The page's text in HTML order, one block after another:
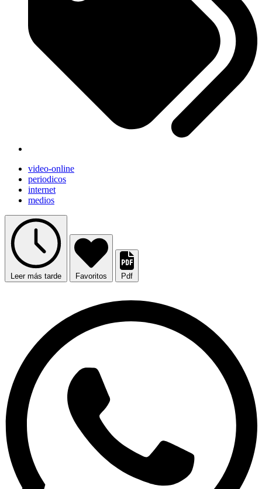
video-online
periodicos
internet
medios
Leer más tarde Favoritos Pdf